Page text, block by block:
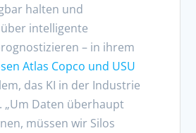
halten und
intelligente
­– in ihrem
Atlas Copco und USU
das KI in der Industrie
„Um Daten überhaupt
müssen wir Silos